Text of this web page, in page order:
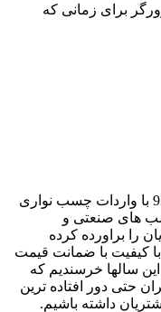
برای زمانی که
شروع کار فروشگاه آنی چسب در سال 92 با واردات چسب نواری
بازار چسب های صنعتی و
را براورده کرده
کیفیت با ضمانت قیمت
سالها خرسندیم که
حتی دور افتاده ترین
داشته باشیم.